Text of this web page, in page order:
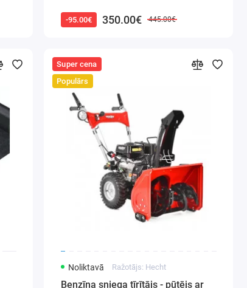
-95.00€ 350.00€ 445.00€
Super cena
Populārs
Noliktavā Ražotājs: Hecht
Benzīna sniega tīrītājs - pūtējs ar